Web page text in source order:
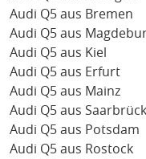
Audi Q5 aus Bremen
Audi Q5 aus
Audi Q5 aus Kiel
Audi Q5 aus Erfurt
Audi Q5 aus Mainz
Audi Q5 aus
Audi Q5 aus Potsdam
Audi Q5 aus Rostock